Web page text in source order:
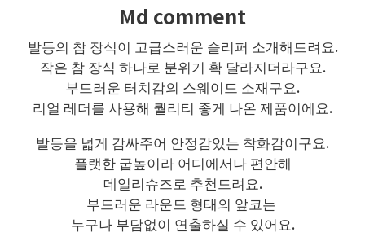
Md comment
발등의 참 장식이 고급스러운 슬리퍼 소개해드려요.
작은 참 장식 하나로 분위기 확 달라지더라구요.
부드러운 터치감의 스웨이드 소재구요.
리얼 레더를 사용해 퀄리티 좋게 나온 제품이에요.
발등을 넓게 감싸주어 안정감있는 착화감이구요.
플랫한 굽높이라 어디에서나 편안해
데일리슈즈로 추천드려요.
부드러운 라운드 형태의 앞코는
누구나 부담없이 연출하실 수 있어요.